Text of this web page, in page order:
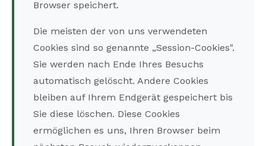
Browser speichert.
Die meisten der von uns verwendeten
Cookies sind so genannte „Session-Cookies".
Sie werden nach Ende Ihres Besuchs
automatisch gelöscht. Andere Cookies
bleiben auf Ihrem Endgerät gespeichert bis
Sie diese löschen. Diese Cookies
ermöglichen es uns, Ihren Browser beim